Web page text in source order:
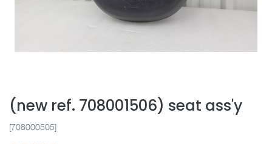
(new ref. 708001506) seat ass'y
[708000505]